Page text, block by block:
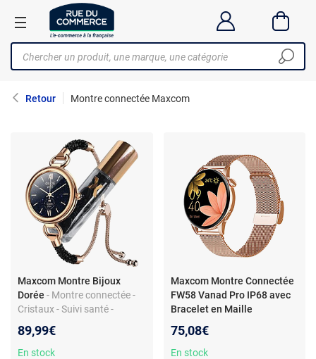
Retour Montre connectée Maxcom
Maxcom Montre Bijoux
Dorée - Montre connectée -
Cristaux - Suivi santé -
cardiaque - Dorée -
Notifications
89,99€
En stock
Maxcom Montre Connectée
FW58 Vanad Pro IP68 avec
Bracelet en Maille
75,08€
En stock